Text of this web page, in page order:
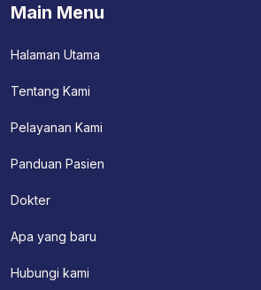
Main Menu
Halaman Utama
Tentang Kami
Pelayanan Kami
Panduan Pasien
Dokter
Apa yang baru
Hubungi kami